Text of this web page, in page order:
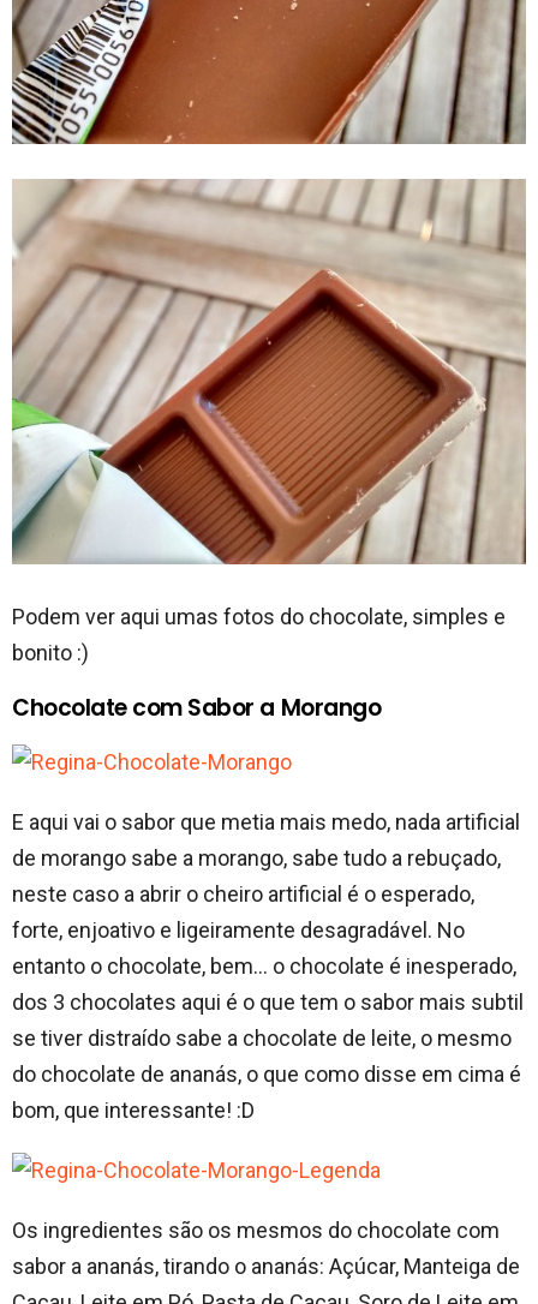
Podem ver aqui umas fotos do chocolate, simples e
bonito :)
Chocolate com Sabor a Morango
E aqui vai o sabor que metia mais medo, nada artificial
de morango sabe a morango, sabe tudo a rebuçado,
neste caso a abrir o cheiro artificial é o esperado,
forte, enjoativo e ligeiramente desagradável. No
entanto o chocolate, bem… o chocolate é inesperado,
dos 3 chocolates aqui é o que tem o sabor mais subtil
se tiver distraído sabe a chocolate de leite, o mesmo
do chocolate de ananás, o que como disse em cima é
bom, que interessante! :D
Os ingredientes são os mesmos do chocolate com
sabor a ananás, tirando o ananás: Açúcar, Manteiga de